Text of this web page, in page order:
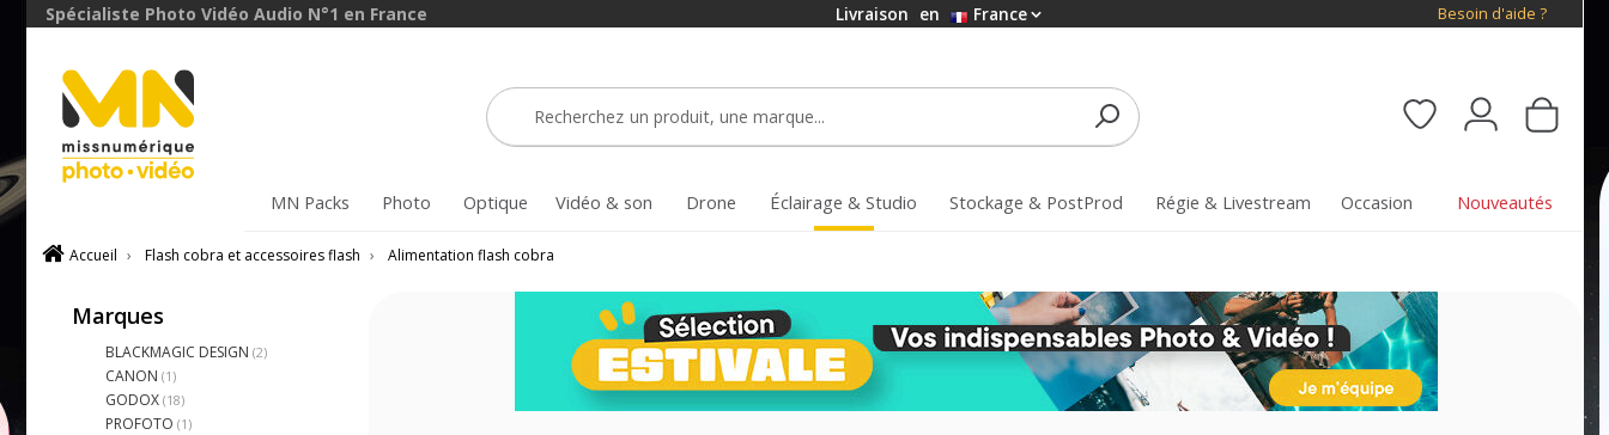
Spécialiste Photo Vidéo Audio N°1 en France Livraison en France Besoin d'aide ?
MN Packs Photo Optique Vidéo & son Drone Éclairage & Studio Stockage & PostProd Régie & Livestream Occasion Nouveautés
Accueil › Flash cobra et accessoires flash › Alimentation flash cobra
Marques
BLACKMAGIC DESIGN (2)
CANON (1)
GODOX (18)
PROFOTO (1)